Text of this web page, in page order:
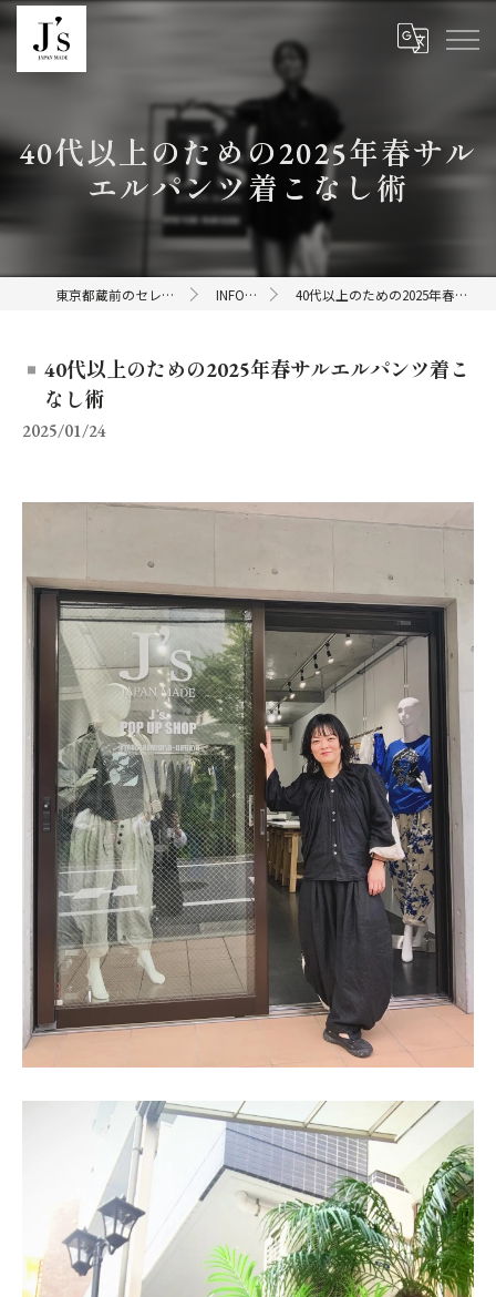
40代以上のための2025年春サル
エルパンツ着こなし術
東京都蔵前のセレクトショップならJ's INFORMATION 40代以上のための2025年春サルエルパンツ着こなし術
40代以上のための2025年春サルエルパンツ着こ
なし術
2025/01/24